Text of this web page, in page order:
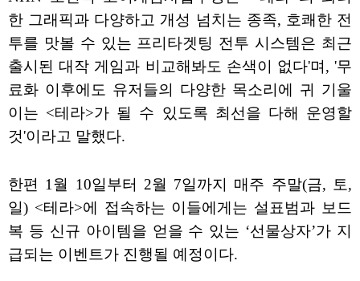
한 그래픽과 다양하고 개성 넘치는 종족, 호쾌한 전
투를 맛볼 수 있는 프리타겟팅 전투 시스템은 최근
출시된 대작 게임과 비교해봐도 손색이 없다'며, '무
료화 이후에도 유저들의 다양한 목소리에 귀 기울
이는 <테라>가 될 수 있도록 최선을 다해 운영할
것'이라고 말했다.
한편 1월 10일부터 2월 7일까지 매주 주말(금, 토,
일) <테라>에 접속하는 이들에게는 설표범과 보드
복 등 신규 아이템을 얻을 수 있는 ‘선물상자’가 지
급되는 이벤트가 진행될 예정이다.